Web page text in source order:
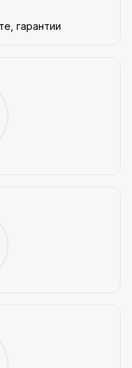
гарантии